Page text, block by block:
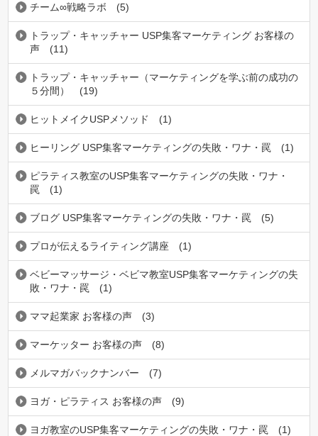
チーム∞戦略ラボ (5)
トラップ・キャッチャー USP集客マーケティング お客様の
声
(11)
トラップ・キャッチャー（マーケティングを学ぶ前の成功の
５分間）
(19)
ヒットメイクUSPメソッド (1)
ヒーリング USP集客マーケティングの失敗・ワナ・罠 (1)
ピラティス教室のUSP集客マーケティングの失敗・ワナ・
罠
(1)
ブログ USP集客マーケティングの失敗・ワナ・罠 (5)
プロが伝えるライティング講座 (1)
ベビーマッサージ・ベビマ教室USP集客マーケティングの失
敗・ワナ・罠
(1)
ママ起業家 お客様の声 (3)
マーケッター お客様の声 (8)
メルマガバックナンバー (7)
ヨガ・ピラティス お客様の声 (9)
ヨガ教室のUSP集客マーケティングの失敗・ワナ・罠 (1)